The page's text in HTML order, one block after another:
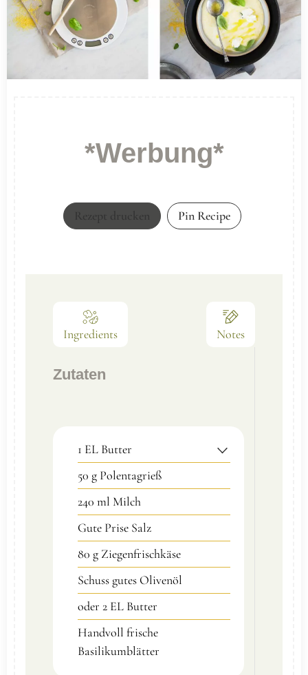
*Werbung*
Pin Recipe
Ingredients Notes
Zutaten
1 EL Butter
50 g Polentagrieß
240 ml Milch
Gute Prise Salz
80 g Ziegenfrischkäse
Schuss gutes Olivenöl
oder 2 EL Butter
Handvoll frische
Basilikumblätter